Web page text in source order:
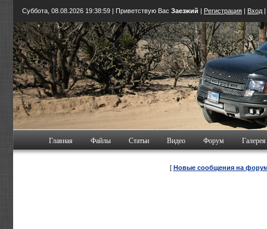
Суббота, 08.08.2026 19:39:00 | Приветствую Вас Заезжий | Регистрация | Вход |
Главная Файлы Статьи Видео Форум Галерея
[ Новые сообщения на